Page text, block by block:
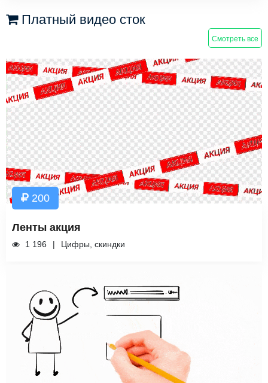
Платный видео сток
Смотреть все
200
Ленты акция
1 196 Цифры, скиндки